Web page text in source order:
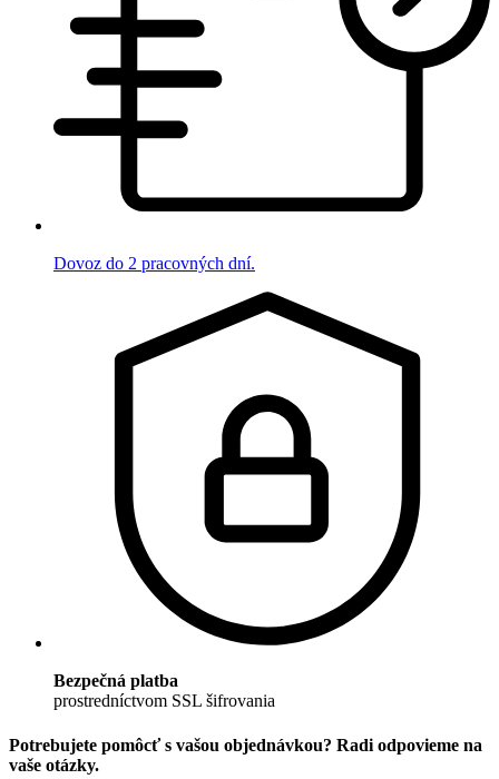
Dovoz do 2 pracovných dní.
Bezpečná platba
prostredníctvom SSL šifrovania
Potrebujete pomôcť s vašou objednávkou? Radi odpovieme na
vaše otázky.